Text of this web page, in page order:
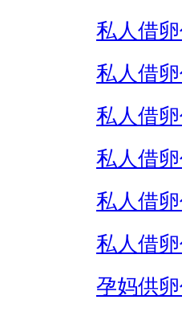
私人借
私人借
私人借
私人借
私人借
私人借
孕妈供